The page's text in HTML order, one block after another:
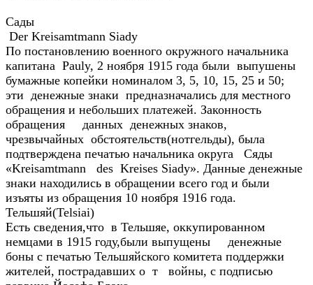
Сады
Der Kreisamtmann Siady
По постановлению военного окружного начальника
капитана Pauly, 2 ноября 1915 года были выпушены
бумажные копейки номиналом 3, 5, 10, 15, 25 и 50;
эти денежные знаки предназначались для местного
обращения и небольших платежей. Законность
обращения данных денежных знаков,
чрезвычайных обстоятельств(нотгельды), была
подтверждена печатью начальника округа Сяды
«Kreisamtmann des Kreises Siady». Данные денежные
знаки находились в обращении всего год и были
изъяты из обращения 10 ноября 1916 года.
Тельшяй(Telsiai)
Есть сведения,что в Тельшяе, оккупированном
немцами в 1915 году,были выпущены денежные
боны с печатью Тельшяйского комитета поддержки
жителей, пострадавших о т войны, с подписью